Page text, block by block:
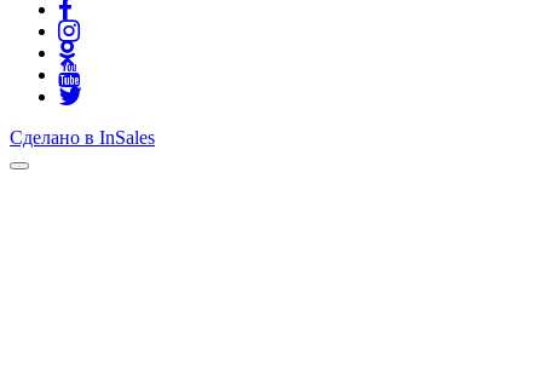
Сделано в InSales